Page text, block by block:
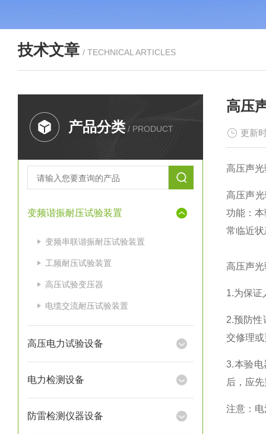
技术文章 / TECHNICAL ARTICLES
产品分类 / PRODUCT
变频谐振耐压试验装置
变频串联谐振耐压试验装置
工频耐压试验装置
高压试验变压器
电缆交流耐压试验装置
高压电力试验设备
电力检测设备
防雷检测仪器设备
高压
更新
高压声
高压声
功能：
常临近
高压声
1.为保证
2.预防性
交修理
3.本验
后，应
注意：